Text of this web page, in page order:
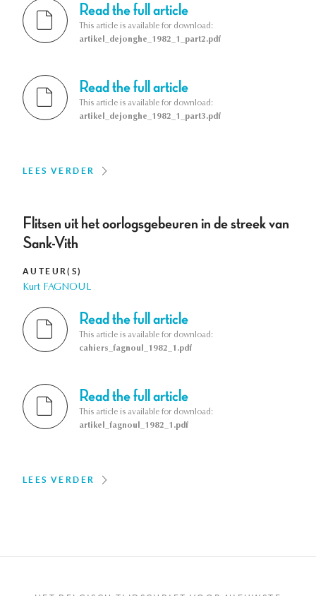
Read the full article
This article is available for download:
artikel_dejonghe_1982_1_part2.pdf
Read the full article
This article is available for download:
artikel_dejonghe_1982_1_part3.pdf
LEES VERDER
Flitsen uit het oorlogsgebeuren in de streek van
Sank-Vith
AUTEUR(S)
Kurt FAGNOUL
Read the full article
This article is available for download:
cahiers_fagnoul_1982_1.pdf
Read the full article
This article is available for download:
artikel_fagnoul_1982_1.pdf
LEES VERDER